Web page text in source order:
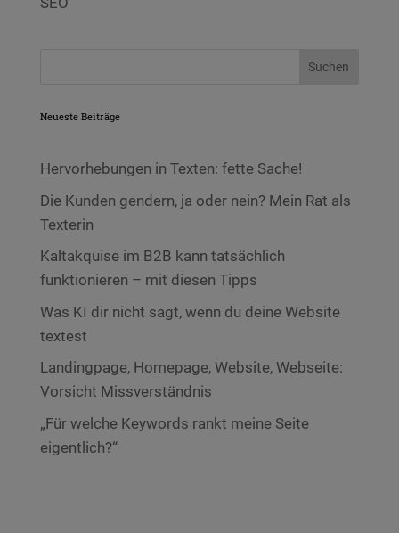
Neueste Beiträge
Hervorhebungen in Texten: fette Sache!
Die Kunden gendern, ja oder nein? Mein Rat als
Texterin
Kaltakquise im B2B kann tatsächlich
funktionieren – mit diesen Tipps
Was KI dir nicht sagt, wenn du deine Website
textest
Landingpage, Homepage, Website, Webseite:
Vorsicht Missverständnis
„Für welche Keywords rankt meine Seite
eigentlich?“